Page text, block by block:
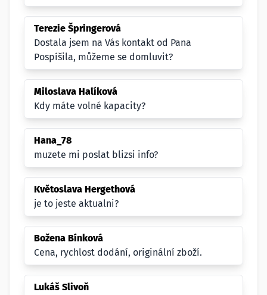
Terezie Špringerová
Dostala jsem na Vás kontakt od Pana
Pospíšila, můžeme se domluvit?
Miloslava Halíková
Kdy máte volné kapacity?
Hana_78
muzete mi poslat blizsi info?
Květoslava Hergethová
je to jeste aktualni?
Božena Bínková
Cena, rychlost dodání, originální zboží.
Lukáš Slivoň